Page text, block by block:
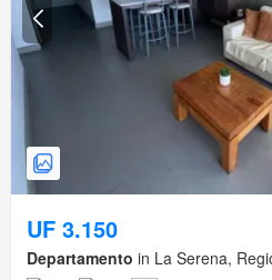
UF 3.150
Departamento in La Serena,